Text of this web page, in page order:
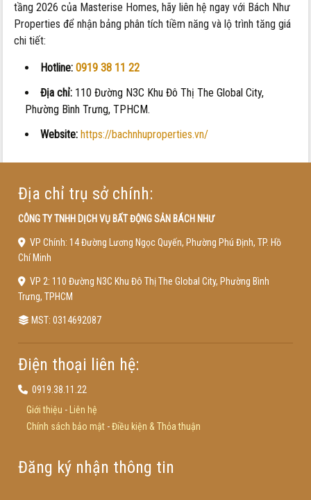
tầng 2026 của Masterise Homes, hãy liên hệ ngay với Bách Như
Properties để nhận bảng phân tích tiềm năng và lộ trình tăng giá
chi tiết:
Hotline:0919 38 11 22
Địa chỉ: 110 Đường N3C Khu Đô Thị The Global City,
Phường Bình Trưng, TPHCM.
Website: https://bachnhuproperties.vn/
Địa chỉ trụ sở chính:
CÔNG TY TNHH DỊCH VỤ BẤT ĐỘNG SẢN BÁCH NHƯ
VP Chính: 14 Đường Lương Ngọc Quyến, Phường Phú Định, TP. Hồ
Chí Minh
VP 2: 110 Đường N3C Khu Đô Thị The Global City, Phường Bình
Trưng, TPHCM
MST: 0314692087
Điện thoại liên hệ:
0919.38.11.22
Giới thiệu - Liên hệ
Chính sách bảo mật-Điều kiện & Thỏa thuận
Đăng ký nhận thông tin